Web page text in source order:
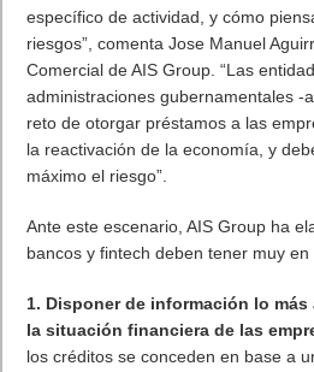
específico de actividad, y cómo
riesgos”, comenta Jose Manuel
Comercial de AIS Group. “Las
administraciones gubernamentales -
reto de otorgar préstamos a las
la reactivación de la economía, y
máximo el riesgo”.
Ante este escenario, AIS Group ha
bancos y fintech deben tener muy en
1. Disponer de información lo
la situación financiera de las
los créditos se conceden en base a